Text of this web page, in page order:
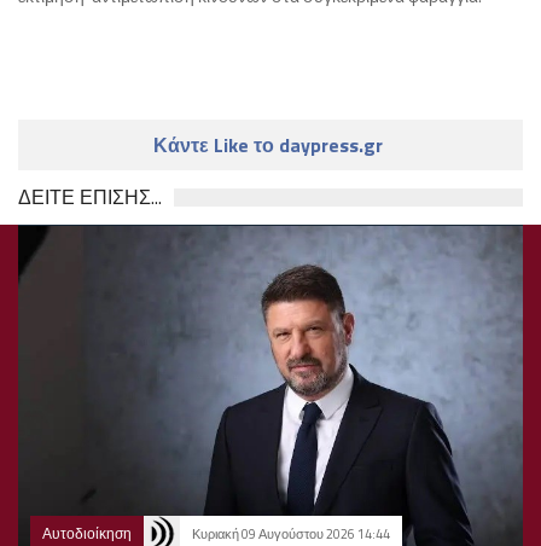
Κάντε Like το daypress.gr
ΔΕΙΤΕ ΕΠΙΣΗΣ...
Αυτοδιοίκηση Κυριακή 09 Αυγούστου 2026 14:44